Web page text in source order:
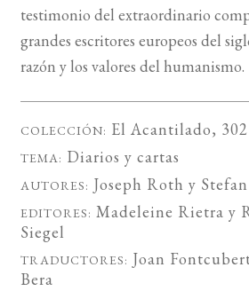
testimonio del extraordinario
grandes escritores europeos del
razón y los valores del humanismo.
COLECCIÓN: El Acantilado, 302
TEMA: Diarios y cartas
AUTORES: Joseph Roth y
EDITORES: Madeleine Rietra y
Siegel
TRADUCTORES: Joan
Bera